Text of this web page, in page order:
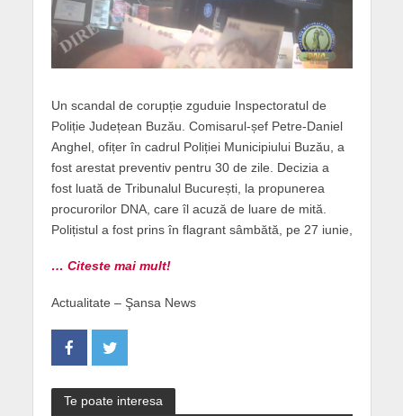
Un scandal de corupție zguduie Inspectoratul de
Poliție Județean Buzău. Comisarul-șef Petre-Daniel
Anghel, ofițer în cadrul Poliției Municipiului Buzău, a
fost arestat preventiv pentru 30 de zile. Decizia a
fost luată de Tribunalul București, la propunerea
procurorilor DNA, care îl acuză de luare de mită.
Polițistul a fost prins în flagrant sâmbătă, pe 27 iunie,
… Citeste mai mult!
Actualitate – Şansa News
Te poate interesa